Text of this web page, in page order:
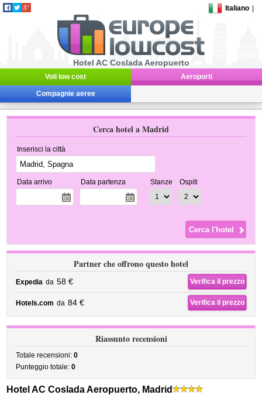
Italiano
Hotel AC Coslada Aeropuerto
Voli low cost Aeroporti
Compagnie aeree
Cerca hotel a Madrid
Inserisci la città
Data arrivo Data partenza Stanze Ospiti
Partner che offrono questo hotel
Expedia da 58 € Verifica il prezzo
Hotels.com da 84 € Verifica il prezzo
Riassunto recensioni
Totale recensioni:0
Punteggio totale:0
Hotel AC Coslada Aeropuerto, Madrid